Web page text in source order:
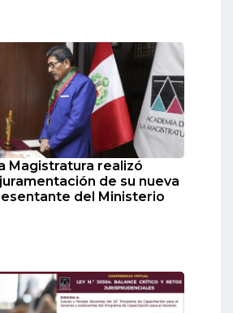
Magistratura realizó
de su nueva
del Ministerio